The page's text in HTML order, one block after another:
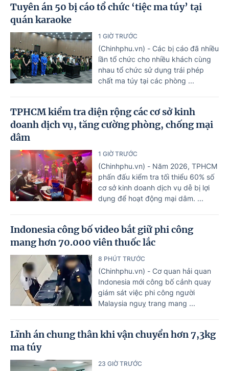
Tuyên án 50 bị cáo tổ chức ‘tiệc ma túy’ tại
quán karaoke
1 GIỜ TRƯỚC
(Chinhphu.vn) - Các bị cáo đã nhiều
lần tổ chức cho nhiều khách cùng
nhau tổ chức sử dụng trái phép
chất ma túy tại các phòng ...
TPHCM kiểm tra diện rộng các cơ sở kinh
doanh dịch vụ, tăng cường phòng, chống mại
dâm
1 GIỜ TRƯỚC
(Chinhphu.vn) - Năm 2026, TPHCM
phấn đấu kiểm tra tối thiểu 60% số
cơ sở kinh doanh dịch vụ dễ bị lợi
dụng để hoạt động mại dâm. ...
Indonesia công bố video bắt giữ phi công
mang hơn 70.000 viên thuốc lắc
8 PHÚT TRƯỚC
(Chinhphu.vn) - Cơ quan hải quan
Indonesia mới công bố cảnh quay
giám sát việc phi công người
Malaysia nguỵ trang mang ...
Lĩnh án chung thân khi vận chuyển hơn 7,3kg
ma túy
23 GIỜ TRƯỚC